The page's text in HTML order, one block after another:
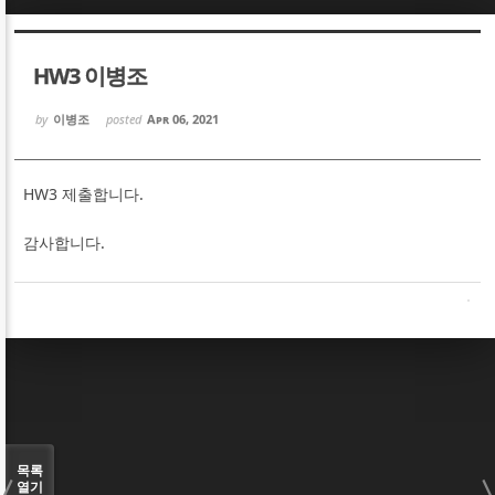
HW3 이병조
by 이병조 posted Apr 06, 2021
HW3 제출합니다.
감사합니다.
목록
열기
Sketchbook5, 스케치북5
Sketchbook5, 스케치북5
Sketchbook5, 스케치북5
Sketchbook5, 스케치북5